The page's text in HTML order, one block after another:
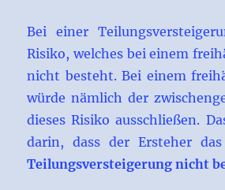
Bei einer
Risiko, welches bei einem
nicht besteht. Bei einem
würde nämlich der
dieses Risiko ausschließen.
darin, dass der Ersteher das
Teilungsversteigerung nicht